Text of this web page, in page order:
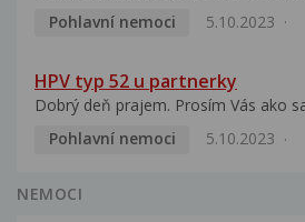
Pohlavní nemoci
5.10.2023
HPV typ 52 u partnerky
Dobrý deň prajem. Prosím Vás ako
Pohlavní nemoci
5.10.2023
NEMOCI